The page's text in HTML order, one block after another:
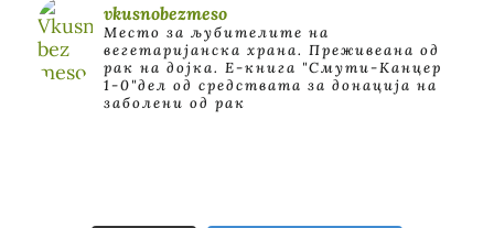
vkusnobezmeso
Место за љубителите на
вегетаријанска храна. Преживеана од
рак на дојка. E-книга "Смути-Канцер
1-0"дел од средствата за донација на
заболени од рак